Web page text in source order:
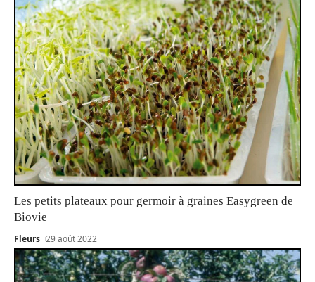
Les petits plateaux pour germoir à graines Easygreen de
Biovie
Fleurs 29 août 2022